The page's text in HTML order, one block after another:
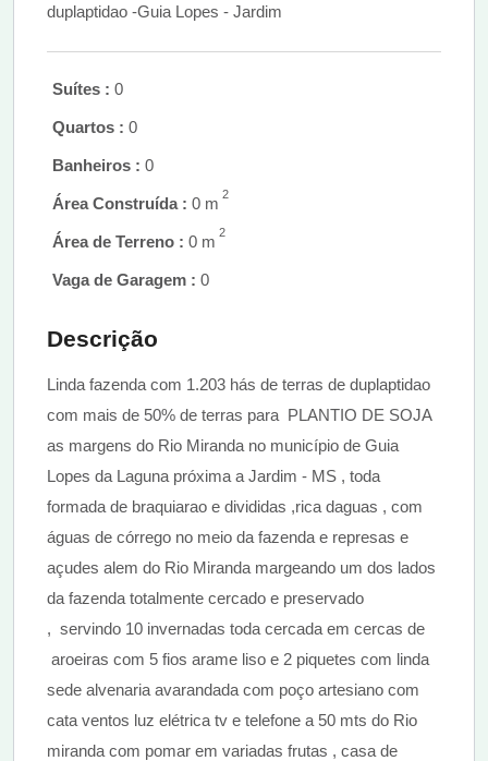
duplaptidao -Guia Lopes - Jardim
Suítes : 0
Quartos : 0
Banheiros : 0
Área Construída : 0 m 2
Área de Terreno : 0 m 2
Vaga de Garagem : 0
Descrição
Linda fazenda com 1.203 hás de terras de duplaptidao
com mais de 50% de terras para PLANTIO DE SOJA
as margens do Rio Miranda no município de Guia
Lopes da Laguna próxima a Jardim - MS , toda
formada de braquiarao e divididas ,rica daguas , com
águas de córrego no meio da fazenda e represas e
açudes alem do Rio Miranda margeando um dos lados
da fazenda totalmente cercado e preservado
, servindo 10 invernadas toda cercada em cercas de
aroeiras com 5 fios arame liso e 2 piquetes com linda
sede alvenaria avarandada com poço artesiano com
cata ventos luz elétrica tv e telefone a 50 mts do Rio
miranda com pomar em variadas frutas , casa de